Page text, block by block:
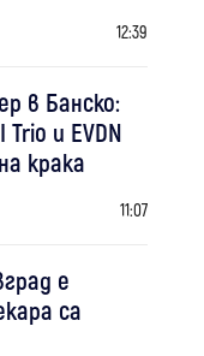
12:39
в Банско:
и EVDN
крака
11:07
е
са